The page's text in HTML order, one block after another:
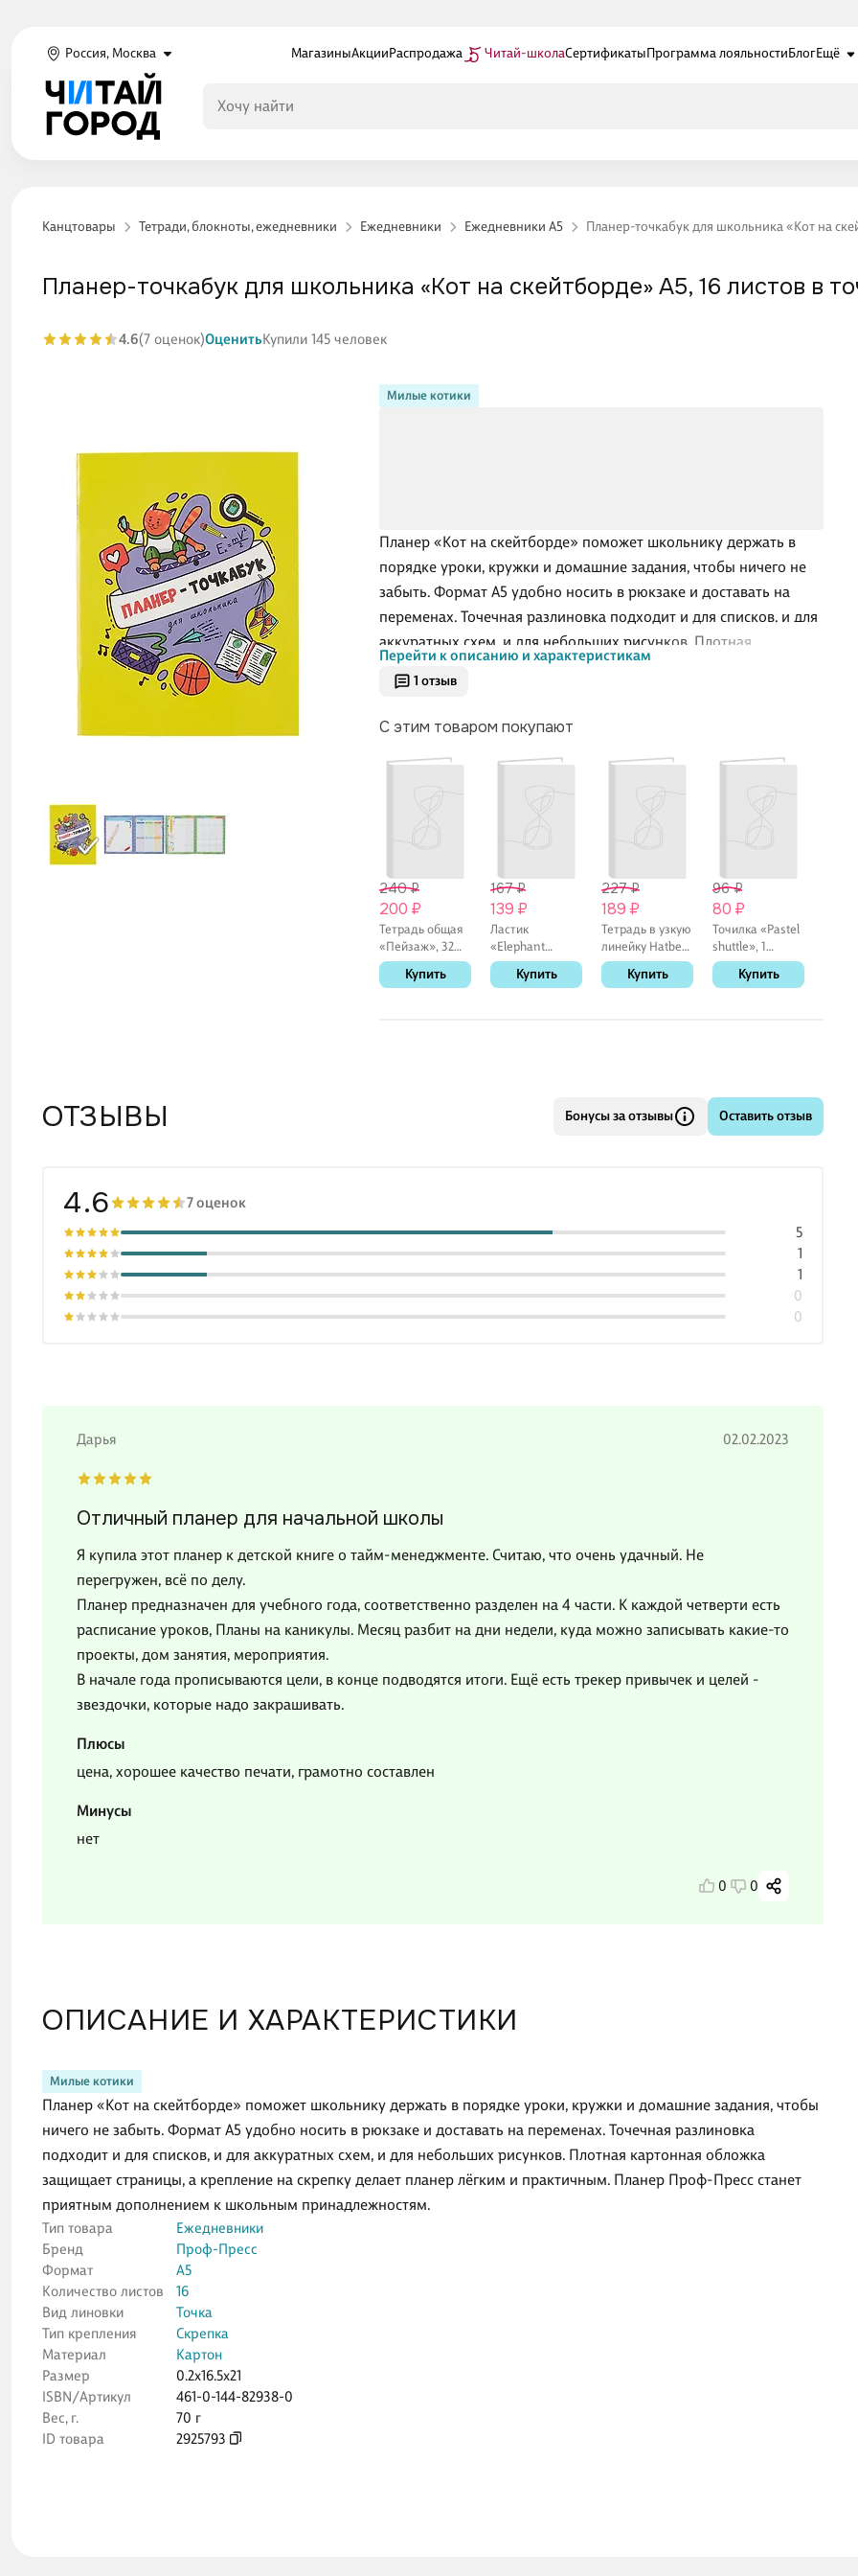
Россия, Москва МагазиныАкцииРаспродажа Читай-школаСертификатыПрограмма лояльностиБлогЕщё
Канцтовары Тетради, блокноты, ежедневники Ежедневники Ежедневники А5 Планер-точкабук для школьника «Кот на
1 отзыв
Милые котики
Планер «Кот на скейтборде» поможет школьнику держать в
порядке уроки, кружки и домашние задания, чтобы ничего не
забыть. Формат А5 удобно носить в рюкзаке и доставать на
переменах. Точечная разлиновка подходит и для списков, и для
аккуратных схем, и для небольших рисунков. Плотная
картонная обложка защищает страницы, а крепление на
скрепку делает планер лёгким и практичным. Планер Проф-
Пресс станет приятным дополнением к школьным
принадлежностям.
Перейти к описанию и характеристикам
С этим товаром покупают
240 ₽
200 ₽
Тетрадь общая
«Пейзаж», 32
листа в линейку,
В5 - Шанс
Купить
167 ₽
139 ₽
Ластик
«Elephant
300/30», Koh-i-
Noor Купить
227 ₽
189 ₽
Тетрадь в узкую
линейку Hatber
«Зеленая» 12
листовКупить
96 ₽
80 ₽
Точилка «Pastel
shuttle», 1
отверстие,
пластик, Yoi, в
Купить
Планер-точкабук для школьника «Кот на скейтборде» А5, 16 листов в
4.6(7 оценок)ОценитьКупили 145 человек
ОПИСАНИЕ И ХАРАКТЕРИСТИКИ
Милые котики
Планер «Кот на скейтборде» поможет школьнику держать в порядке уроки, кружки и домашние задания, чтобы
ничего не забыть. Формат А5 удобно носить в рюкзаке и доставать на переменах. Точечная разлиновка
подходит и для списков, и для аккуратных схем, и для небольших рисунков. Плотная картонная обложка
защищает страницы, а крепление на скрепку делает планер лёгким и практичным. Планер Проф-Пресс станет
приятным дополнением к школьным принадлежностям.
Тип товара
Ежедневники
Бренд
Проф-Пресс
Формат
А5
Количество листов
16
Вид линовки
Точка
Тип крепления
Скрепка
Материал
Картон
Размер
0.2x16.5x21
ISBN/Артикул
461-0-144-82938-0
Вес, г.
70 г
ID товара
2925793
ОТЗЫВЫ Бонусы за отзывы Оставить отзыв
4.6 7 оценок
0
0
1
1
5
Дарья 02.02.2023
Отличный планер для начальной школы
Я купила этот планер к детской книге о тайм-менеджменте. Считаю, что очень удачный. Не
перегружен, всё по делу.
Планер предназначен для учебного года, соответственно разделен на 4 части. К каждой четверти есть
расписание уроков, Планы на каникулы. Месяц разбит на дни недели, куда можно записывать какие-то
проекты, дом занятия, мероприятия.
В начале года прописываются цели, в конце подводятся итоги. Ещё есть трекер привычек и целей -
звездочки, которые надо закрашивать.
Плюсы
цена, хорошее качество печати, грамотно составлен
Минусы
нет
0 0